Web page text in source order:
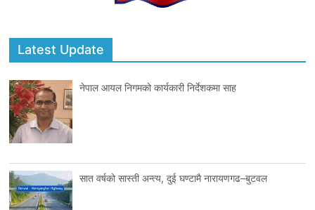
Latest Update
नेपाल आयल निगमको कार्यकारी निर्देशकमा साह
सात वर्षको सास्ती अन्त्य, दुई घण्टामै नारायणगढ–बुटवल